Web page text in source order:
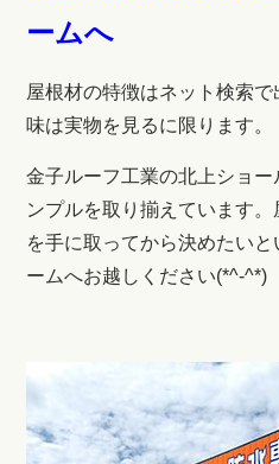
ームへ
屋根材の特徴はネット検索
味は実物を見るに限ります。
金子ルーフ工業の北上ショ
ンプルを取り揃えています
を手に取ってから決めたい
ームへお越しください(*^-^*)